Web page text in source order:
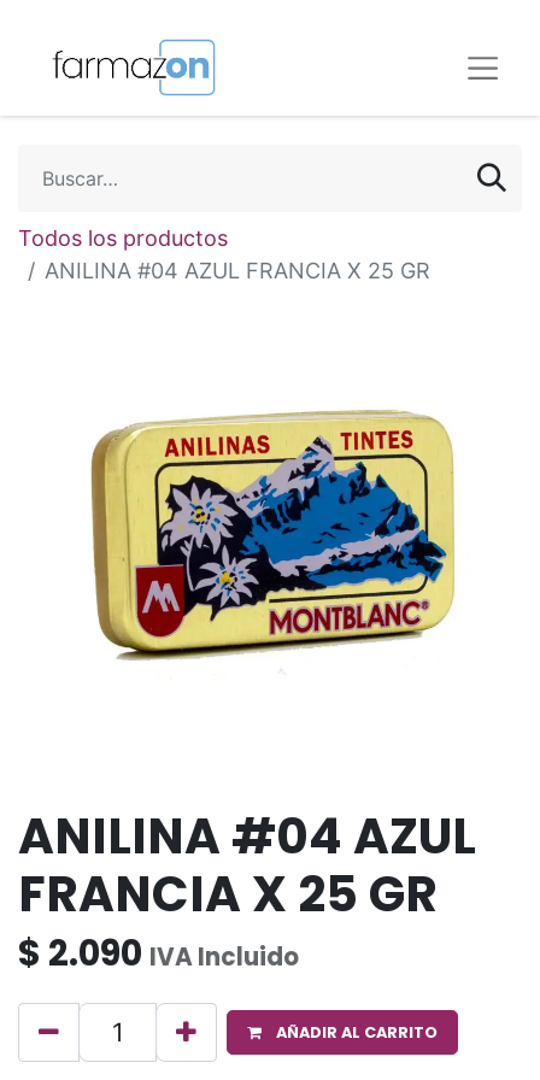
Todos los productos
ANILINA #04 AZUL FRANCIA X 25 GR
ANILINA #04 AZUL
FRANCIA X 25 GR
$ 2.090 IVA Incluido
AÑADIR AL CARRITO